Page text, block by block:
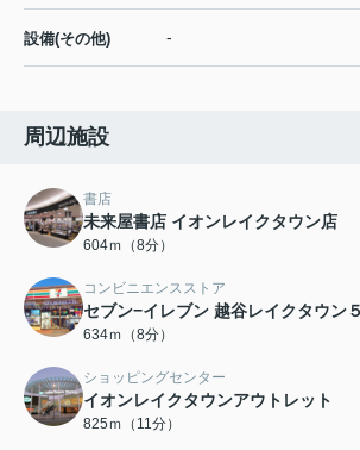
設備(その他) -
周辺施設
書店
未来屋書店 イオンレイクタウン店
604ｍ（8分）
コンビニエンスストア
セブン−イレブン 越谷レイクタウン
634ｍ（8分）
ショッピングセンター
イオンレイクタウンアウトレット
825ｍ（11分）